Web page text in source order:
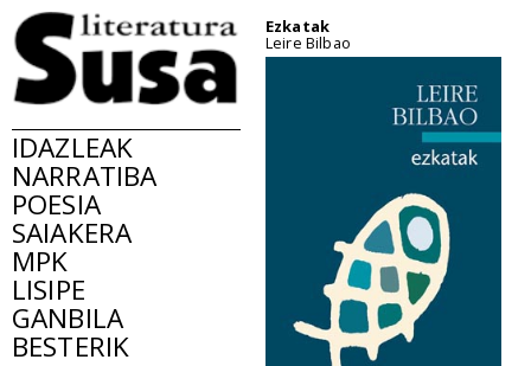
IDAZLEAK
NARRATIBA
POESIA
SAIAKERA
MPK
LISIPE
GANBILA
BESTERIK
Ezkatak
Leire Bilbao